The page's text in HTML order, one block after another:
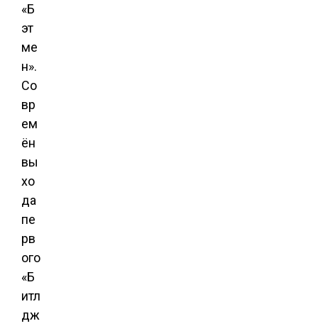
«Б
эт
ме
н».
Со
вр
ем
ён
вы
хо
да
пе
рв
ого
«Б
итл
дж